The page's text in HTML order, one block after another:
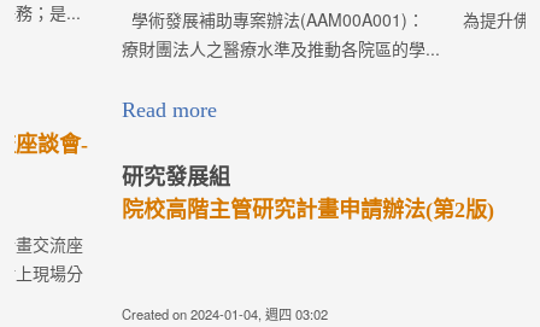
療財團法人之醫療水準及推動各院區的學...
研究發展組
院校高階主管研究計畫申請辦法(第2版)
Created on 2024-01-04, 週四 03:02
院校高階主管研究計畫申請辦法(AAM00A014)： 為保障學